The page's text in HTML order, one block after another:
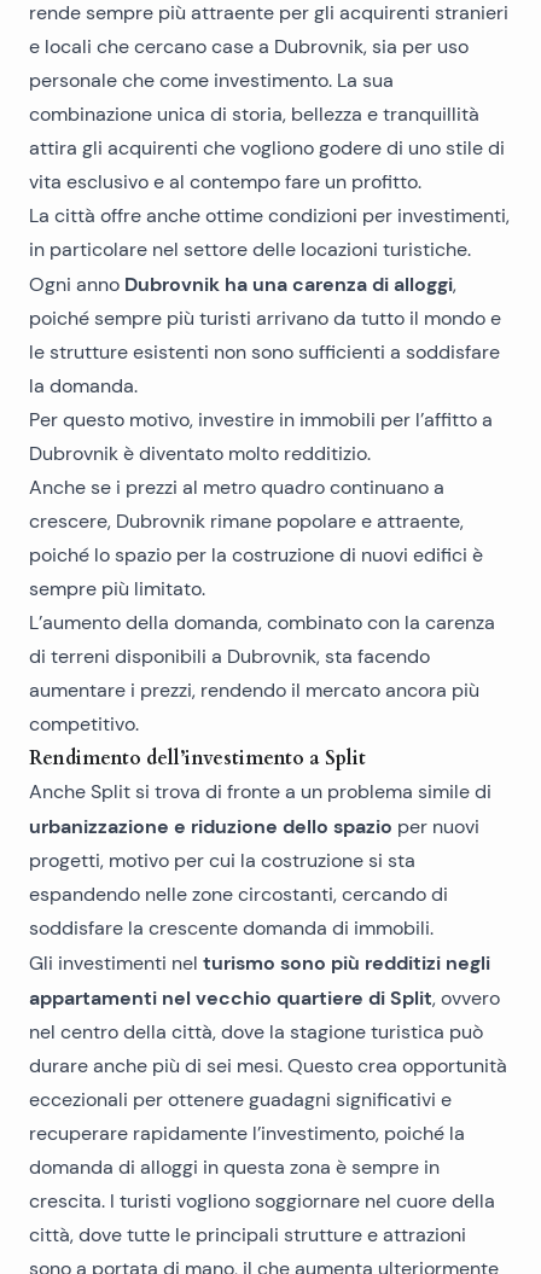
rende sempre più attraente per gli acquirenti stranieri
e locali che cercano case a Dubrovnik, sia per uso
personale che come investimento. La sua
combinazione unica di storia, bellezza e tranquillità
attira gli acquirenti che vogliono godere di uno stile di
vita esclusivo e al contempo fare un profitto.
La città offre anche ottime condizioni per investimenti,
in particolare nel settore delle locazioni turistiche.
Ogni anno Dubrovnik ha una carenza di alloggi,
poiché sempre più turisti arrivano da tutto il mondo e
le strutture esistenti non sono sufficienti a soddisfare
la domanda.
Per questo motivo, investire in immobili per l’affitto a
Dubrovnik è diventato molto redditizio.
Anche se i prezzi al metro quadro continuano a
crescere, Dubrovnik rimane popolare e attraente,
poiché lo spazio per la costruzione di nuovi edifici è
sempre più limitato.
L’aumento della domanda, combinato con la carenza
di terreni disponibili a Dubrovnik, sta facendo
aumentare i prezzi, rendendo il mercato ancora più
competitivo.
Rendimento dell’investimento a Split
Anche Split si trova di fronte a un problema simile di
urbanizzazione e riduzione dello spazio per nuovi
progetti, motivo per cui la costruzione si sta
espandendo nelle zone circostanti, cercando di
soddisfare la crescente domanda di immobili.
Gli investimenti nel turismo sono più redditizi negli
appartamenti nel vecchio quartiere di Split, ovvero
nel centro della città, dove la stagione turistica può
durare anche più di sei mesi. Questo crea opportunità
eccezionali per ottenere guadagni significativi e
recuperare rapidamente l’investimento, poiché la
domanda di alloggi in questa zona è sempre in
crescita. I turisti vogliono soggiornare nel cuore della
città, dove tutte le principali strutture e attrazioni
sono a portata di mano, il che aumenta ulteriormente